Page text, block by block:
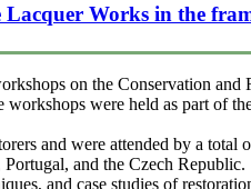
Works in the
on the Conservation and
were held as part of
and were attended by a
and the Czech Republic.
and case studies of